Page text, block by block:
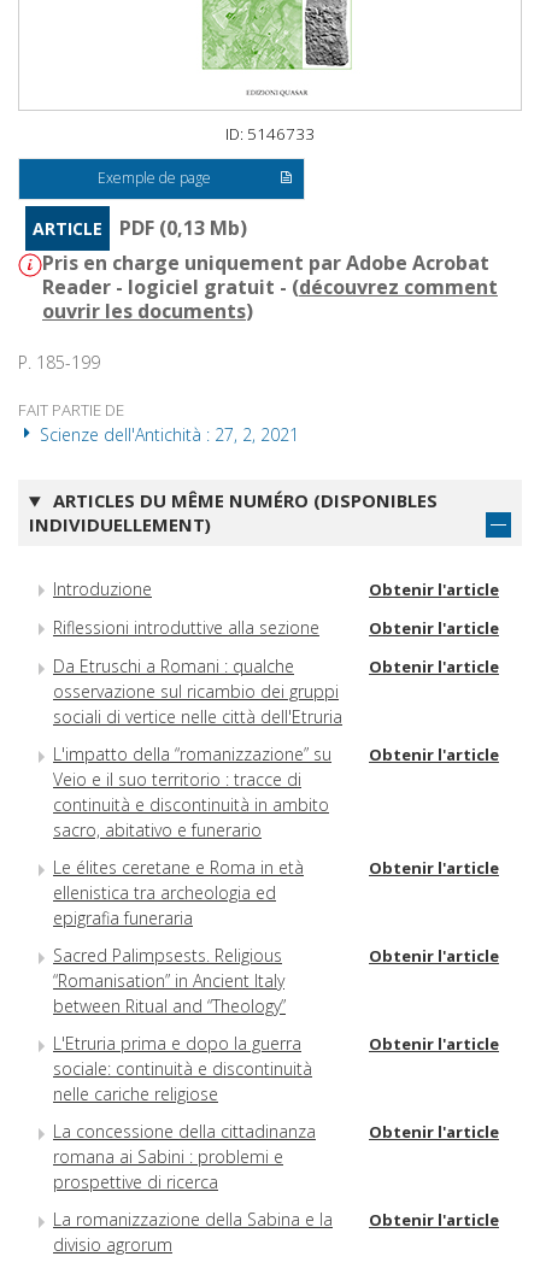
ID: 5146733
Exemple de page
ARTICLE
PDF (0,13 Mb)
Pris en charge uniquement par Adobe Acrobat
Reader - logiciel gratuit - (découvrez comment
ouvrir les documents)
P. 185-199
FAIT PARTIE DE
Scienze dell'Antichità : 27, 2, 2021
ARTICLES DU MÊME NUMÉRO (DISPONIBLES
INDIVIDUELLEMENT)
Introduzione Obtenir l'article
Riflessioni introduttive alla sezione Obtenir l'article
Da Etruschi a Romani : qualche
osservazione sul ricambio dei gruppi
sociali di vertice nelle città dell'Etruria
Obtenir l'article
L'impatto della “romanizzazione” su
Veio e il suo territorio : tracce di
continuità e discontinuità in ambito
sacro, abitativo e funerario
Obtenir l'article
Le élites ceretane e Roma in età
ellenistica tra archeologia ed
epigrafia funeraria
Obtenir l'article
Sacred Palimpsests. Religious
“Romanisation” in Ancient Italy
between Ritual and “Theology”
Obtenir l'article
L'Etruria prima e dopo la guerra
sociale: continuità e discontinuità
nelle cariche religiose
Obtenir l'article
La concessione della cittadinanza
romana ai Sabini : problemi e
prospettive di ricerca
Obtenir l'article
La romanizzazione della Sabina e la
divisio agrorum
Obtenir l'article